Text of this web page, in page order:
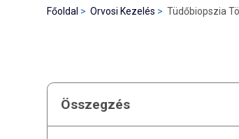
Főoldal Orvosi Kezelés Tüdőbiopszia
Összegzés